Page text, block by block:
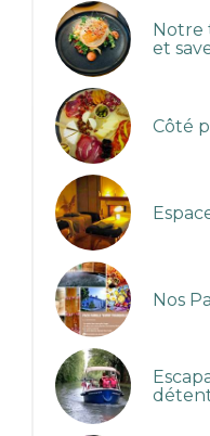
Notre
et
Côté
Nos